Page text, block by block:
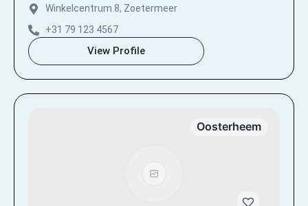
Winkelcentrum 8, Zoetermeer
+31 79 123 4567
View Profile
Oosterheem